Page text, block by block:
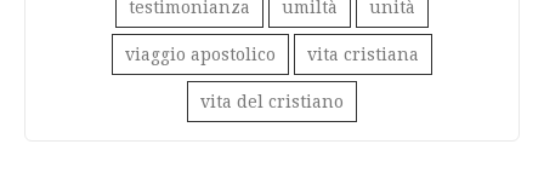
testimonianza umiltà unità
viaggio apostolico vita cristiana
vita del cristiano